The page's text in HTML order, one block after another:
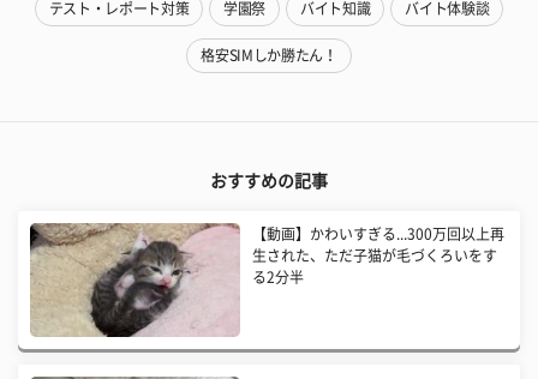
テスト・レポート対策 学園祭 バイト知識 バイト体験談
格安SIMしか勝たん！
おすすめの記事
【動画】かわいすぎる...300万回以上再
生された、ただ子猫が毛づくろいをす
る2分半